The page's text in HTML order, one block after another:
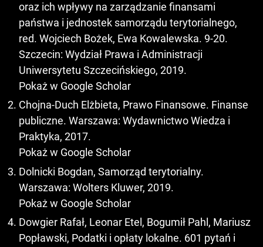
oraz ich wpływy na zarządzanie finansami
państwa i jednostek samorządu terytorialnego,
red. Wojciech Bożek, Ewa Kowalewska. 9-20.
Szczecin: Wydział Prawa i Administracji
Uniwersytetu Szczecińskiego, 2019.
Pokaż w Google Scholar
Chojna-Duch Elżbieta, Prawo Finansowe. Finanse
publiczne. Warszawa: Wydawnictwo Wiedza i
Praktyka, 2017.
Pokaż w Google Scholar
Dolnicki Bogdan, Samorząd terytorialny.
Warszawa: Wolters Kluwer, 2019.
Pokaż w Google Scholar
Dowgier Rafał, Leonar Etel, Bogumił Pahl, Mariusz
Popławski, Podatki i opłaty lokalne. 601 pytań i